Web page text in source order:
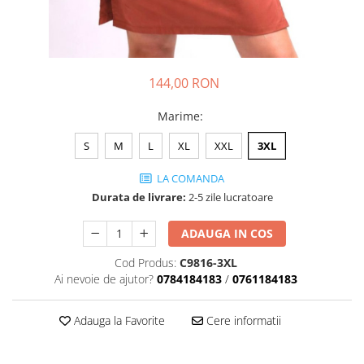
Halate medicale polar - unisex
Sorturi restaurante
Tricouri de lucru
Saboti medicali
ACCESORII
Noutati
144,00 RON
Marime:
S M L XL XXL 3XL
LA COMANDA
Durata de livrare: 2-5 zile lucratoare
ADAUGA IN COS
Cod Produs: C9816-3XL
Ai nevoie de ajutor? 0784184183 / 0761184183
Adauga la Favorite Cere informatii